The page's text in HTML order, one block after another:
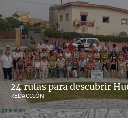
24 rutas para descubrir
REDACCIÓN